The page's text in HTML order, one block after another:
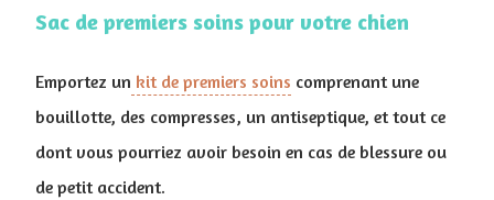
Sac de premiers soins pour votre chien
Emportez un kit de premiers soins comprenant une
bouillotte, des compresses, un antiseptique, et tout ce
dont vous pourriez avoir besoin en cas de blessure ou
de petit accident.